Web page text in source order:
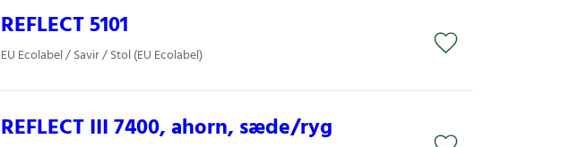
REFLECT 5101
EU Ecolabel / Savir / Stol (EU Ecolabel)
REFLECT III 7400, ahorn, sæde/ryg